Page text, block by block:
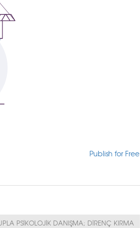
Publish for Free
PSİKOLOJİK DANIŞMA; DİRENÇ KIRMA